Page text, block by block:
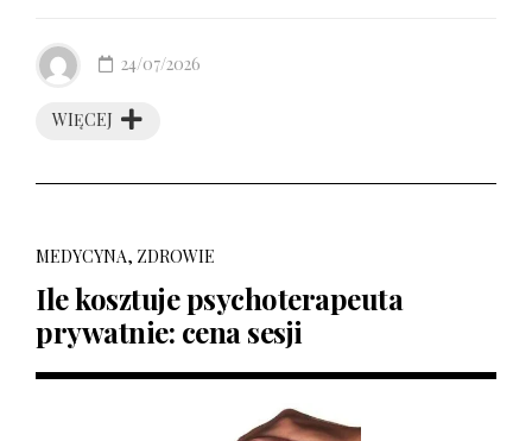
WIĘCEJ
24/07/2026
MEDYCYNA, ZDROWIE
Ile kosztuje psychoterapeuta
prywatnie: cena sesji